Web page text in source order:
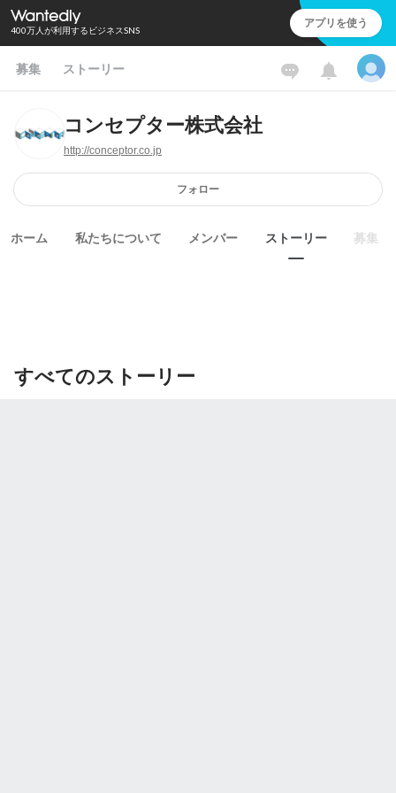
400万人が利用するビジネスSNS アプリを使う
募集 ストーリー
コンセプター株式会社
http://conceptor.co.jp
フォロー
ホーム 私たちについて メンバー ストーリー 募集
すべてのストーリー